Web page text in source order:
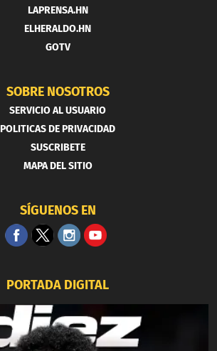
LAPRENSA.HN
ELHERALDO.HN
GOTV
SOBRE NOSOTROS
SERVICIO AL USUARIO
POLITICAS DE PRIVACIDAD
SUSCRIBETE
MAPA DEL SITIO
SÍGUENOS EN
PORTADA DIGITAL